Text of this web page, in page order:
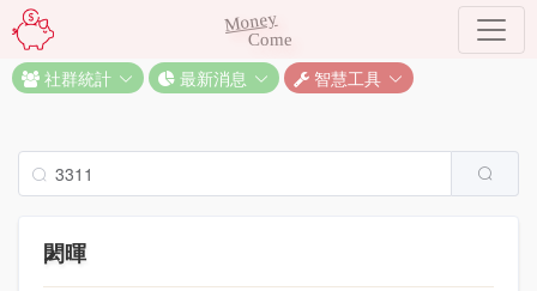
Money
Come
社群統計 最新消息 智慧工具
閎暉